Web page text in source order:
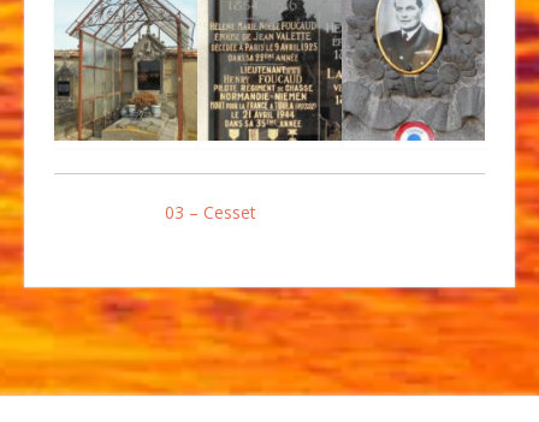
03 – Cesset